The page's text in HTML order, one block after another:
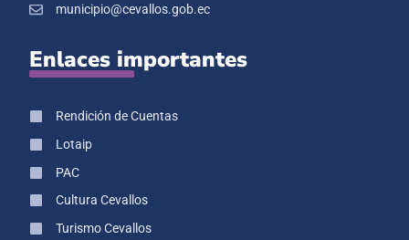
municipio@cevallos.gob.ec
Enlaces importantes
Rendición de Cuentas
Lotaip
PAC
Cultura Cevallos
Turismo Cevallos